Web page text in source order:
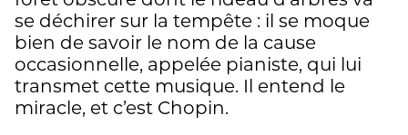
se déchirer sur la tempête : il se moque
bien de savoir le nom de la cause
occasionnelle, appelée pianiste, qui lui
transmet cette musique. Il entend le
miracle, et c’est Chopin.